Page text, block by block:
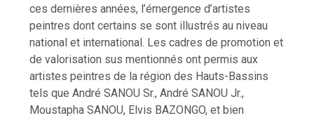
ces dernières années, l’émergence d’artistes
peintres dont certains se sont illustrés au niveau
national et international. Les cadres de promotion et
de valorisation sus mentionnés ont permis aux
artistes peintres de la région des Hauts-Bassins
tels que André SANOU Sr., André SANOU Jr.,
Moustapha SANOU, Elvis BAZONGO, et bien